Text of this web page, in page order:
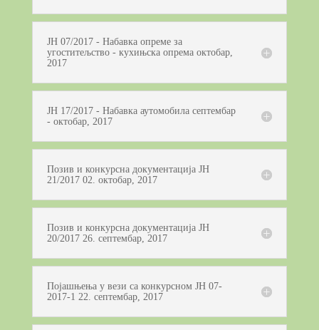
ЈН 07/2017 - Набавка опреме за
угоститељство - кухињска опрема октобар,
2017
ЈН 17/2017 - Набавка аутомобила септембар
- октобар, 2017
Позив и конкурсна документација ЈН
21/2017 02. октобар, 2017
Позив и конкурсна документација ЈН
20/2017 26. септембар, 2017
Појашњења у вези са конкурсном ЈН 07-
2017-1 22. септембар, 2017